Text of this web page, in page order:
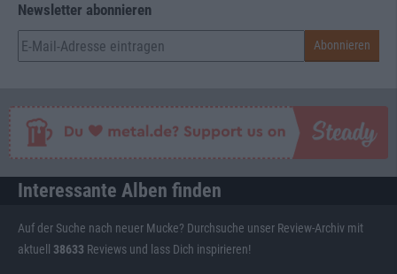
Newsletter abonnieren
Interessante Alben finden
Auf der Suche nach neuer Mucke? Durchsuche unser Review-Archiv mit
aktuell 38633 Reviews und lass Dich inspirieren!